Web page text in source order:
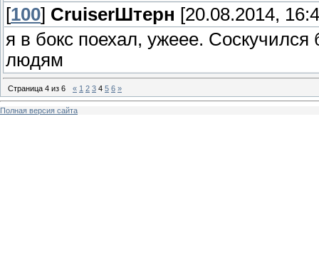
[100] СruiserШтерн [20.08.2014,
я в бокс поехал, ужеее. Соскучился
людям
Страница 4 из 6 « 1 2 3 4 5 6 »
Полная версия сайта